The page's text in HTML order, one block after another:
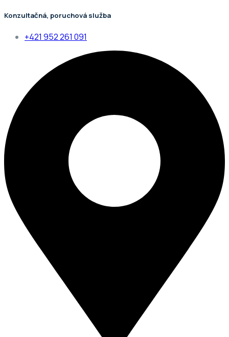
Konzultačná, poruchová služba
+421 952 261 091